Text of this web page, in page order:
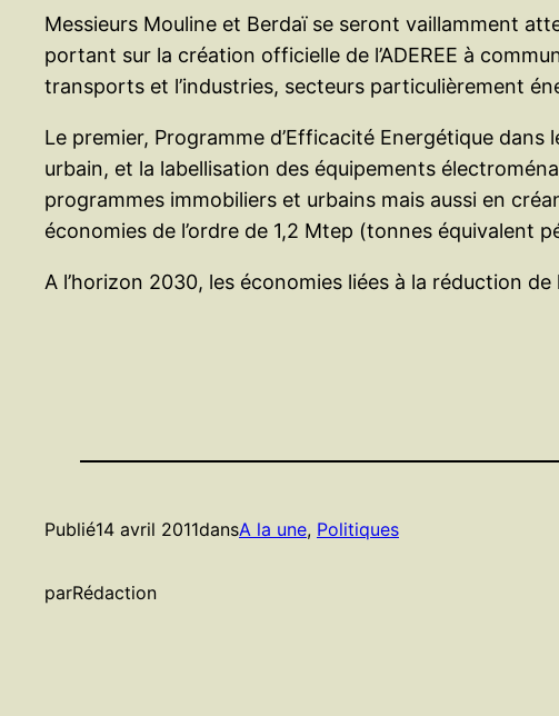
Messieurs Mouline et Berdaï se seront vaillamment
portant sur la création officielle de l’ADEREE à
transports et l’industries, secteurs particulièrement
Le premier, Programme d’Efficacité Energétique
urbain, et la labellisation des équipements
programmes immobiliers et urbains mais aussi en
économies de l’ordre de 1,2 Mtep (tonnes équivalent
A l’horizon 2030, les économies liées à la réduction
Publié14 avril 2011dansA la une, Politiques
parRédaction